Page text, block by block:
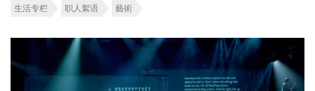
生活专栏 职人絮语 藝術